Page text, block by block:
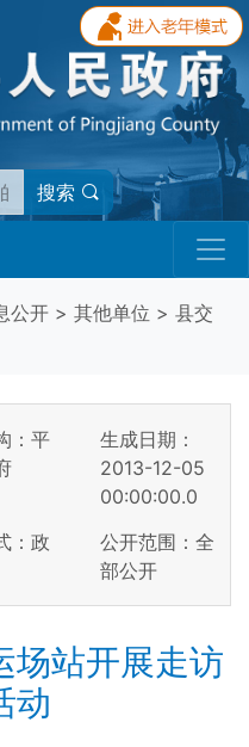
搜索
公开 > 其他单位 > 县交
：平
生成日期：
2013-12-05
00:00:00.0
：政
公开范围：全
部公开
场站开展走访
动